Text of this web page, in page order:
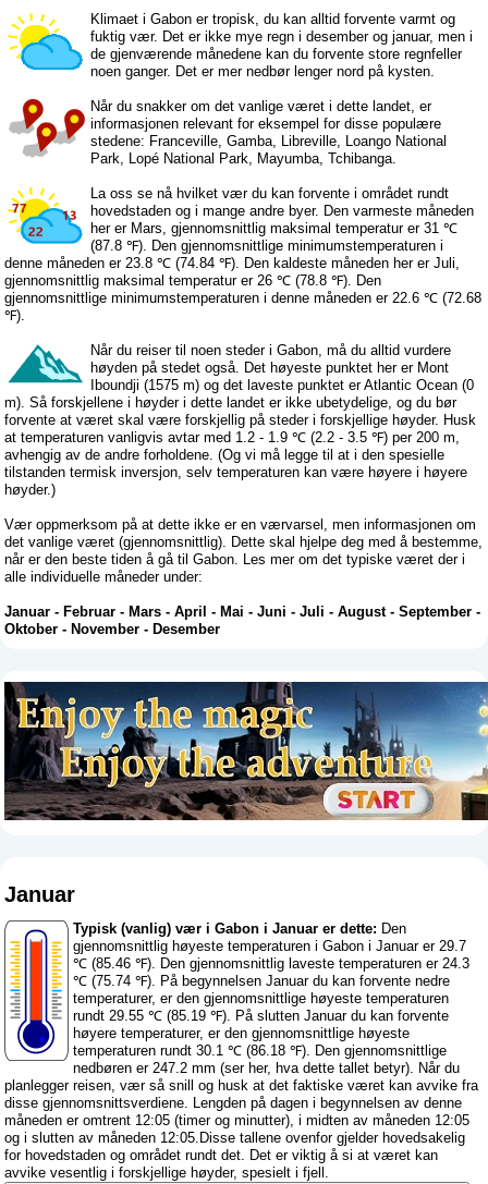
Klimaet i Gabon er tropisk, du kan alltid forvente varmt og
fuktig vær. Det er ikke mye regn i desember og januar, men i
de gjenværende månedene kan du forvente store regnfeller
noen ganger. Det er mer nedbør lenger nord på kysten.
Når du snakker om det vanlige været i dette landet, er
informasjonen relevant for eksempel for disse populære
stedene: Franceville, Gamba, Libreville, Loango National
Park, Lopé National Park, Mayumba, Tchibanga.
La oss se nå hvilket vær du kan forvente i området rundt
hovedstaden og i mange andre byer. Den varmeste måneden
her er Mars, gjennomsnittlig maksimal temperatur er 31 ℃
(87.8 ℉). Den gjennomsnittlige minimumstemperaturen i
denne måneden er 23.8 ℃ (74.84 ℉). Den kaldeste måneden her er Juli,
gjennomsnittlig maksimal temperatur er 26 ℃ (78.8 ℉). Den
gjennomsnittlige minimumstemperaturen i denne måneden er 22.6 ℃ (72.68
℉).
Når du reiser til noen steder i Gabon, må du alltid vurdere
høyden på stedet også. Det høyeste punktet her er Mont
Iboundji (1575 m) og det laveste punktet er Atlantic Ocean (0
m). Så forskjellene i høyder i dette landet er ikke ubetydelige, og du bør
forvente at været skal være forskjellig på steder i forskjellige høyder. Husk
at temperaturen vanligvis avtar med 1.2 - 1.9 ℃ (2.2 - 3.5 ℉) per 200 m,
avhengig av de andre forholdene. (Og vi må legge til at i den spesielle
tilstanden termisk inversjon, selv temperaturen kan være høyere i høyere
høyder.)
Vær oppmerksom på at dette ikke er en værvarsel, men informasjonen om
det vanlige været (gjennomsnittlig). Dette skal hjelpe deg med å bestemme,
når er den beste tiden å gå til Gabon. Les mer om det typiske været der i
alle individuelle måneder under:
Januar -Februar -Mars -April -Mai -Juni -Juli -August-September -
Oktober -November -Desember
Januar
Typisk (vanlig) vær i Gabon i Januar er dette: Den
gjennomsnittlig høyeste temperaturen i Gabon i Januar er 29.7
℃ (85.46 ℉). Den gjennomsnittlig laveste temperaturen er 24.3
℃ (75.74 ℉). På begynnelsen Januar du kan forvente nedre
temperaturer, er den gjennomsnittlige høyeste temperaturen
rundt 29.55 ℃ (85.19 ℉). På slutten Januar du kan forvente
høyere temperaturer, er den gjennomsnittlige høyeste
temperaturen rundt 30.1 ℃ (86.18 ℉). Den gjennomsnittlige
nedbøren er 247.2 mm (ser her, hva dette tallet betyr). Når du
planlegger reisen, vær så snill og husk at det faktiske været kan avvike fra
disse gjennomsnittsverdiene. Lengden på dagen i begynnelsen av denne
måneden er omtrent 12:05 (timer og minutter), i midten av måneden 12:05
og i slutten av måneden 12:05.Disse tallene ovenfor gjelder hovedsakelig
for hovedstaden og området rundt det. Det er viktig å si at været kan
avvike vesentlig i forskjellige høyder, spesielt i fjell.